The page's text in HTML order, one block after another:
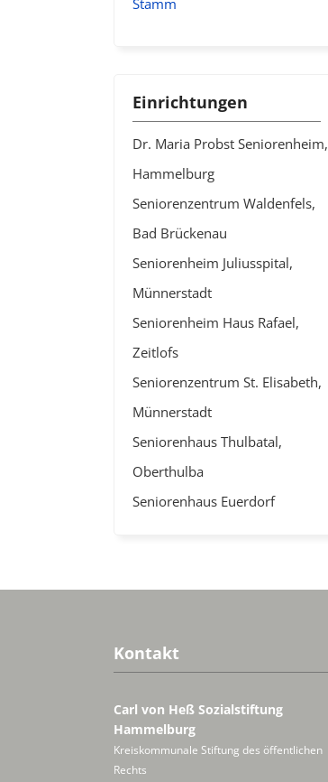
Einrichtungen
Dr. Maria Probst Seniorenheim,
Hammelburg
Seniorenzentrum Waldenfels,
Bad Brückenau
Seniorenheim Juliusspital,
Münnerstadt
Seniorenheim Haus Rafael,
Zeitlofs
Seniorenzentrum St. Elisabeth,
Münnerstadt
Seniorenhaus Thulbatal,
Oberthulba
Seniorenhaus Euerdorf
Kontakt
Carl von Heß Sozialstiftung
Hammelburg
Kreiskommunale Stiftung des öffentlichen
Rechts